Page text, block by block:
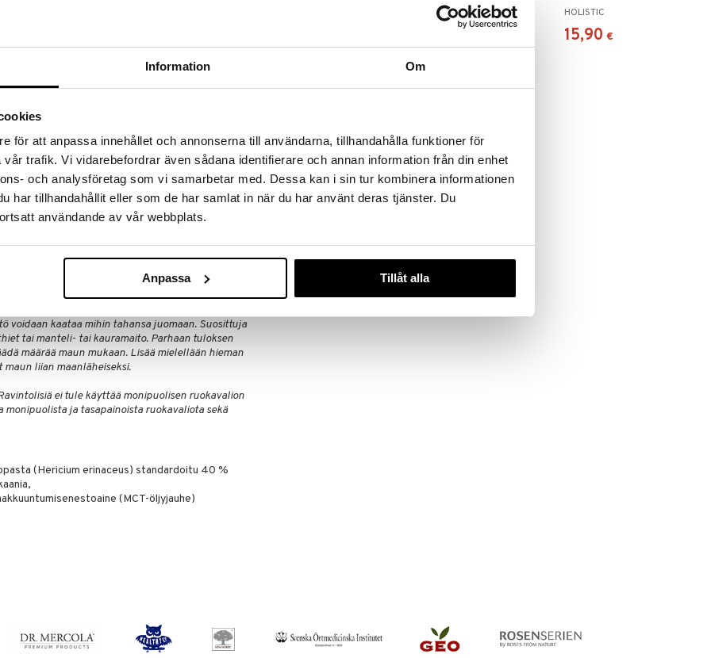
Information Om
för att anpassa innehållet och annonserna till användarna, tillhandahålla funktioner för
trafik. Vi vidarebefordrar även sådana identifierare och annan information från din enhet
och analysföretag som vi samarbetar med. Dessa kan i sin tur kombinera informationen
har tillhandahållit eller som de har samlat in när du har använt deras tjänster. Du
användande av vår webbplats.
Anpassa Tillåt alla
40 % polysakkarideja ja 25 % beetaglukaania
uutetta Lion’s Mane -
40 % polysakkarideja ja 25 % beetaglukaania –
on ainutlaatuinen valkoinen tai keltainen sieni, joka
Aasiassa, missä sitä on arvostettu sekä
vuoksi. Lion’s Mane on saanut
ja sitä pidetään potentiaalisten kognitiivisten
aineiden kategoriaan, jotka tukevat
biopohjaisesta muovista.
voidaan kaataa mihin tahansa juomaan. Suosittuja
tai manteli- tai kauramaito. Parhaan tuloksen
määrää maun mukaan. Lisää mielellään hieman
liian maanläheiseksi.
ei tule käyttää monipuolisen ruokavalion
ja tasapainoista ruokavaliota sekä
(Hericium erinaceus) standardoitu 40 %
(MCT-öljyjauhe)
HOLISTIC
34,90
HOLISTIC
15,90 €